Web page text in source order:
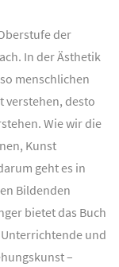
der
In der Ästhetik
menschlichen
verstehen, desto
Wie wir die
Kunst
geht es in
Bildenden
bietet das Buch
und
–